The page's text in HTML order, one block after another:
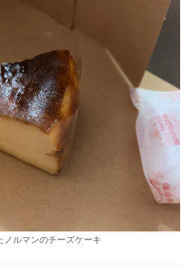
ノルマンのチーズケーキ